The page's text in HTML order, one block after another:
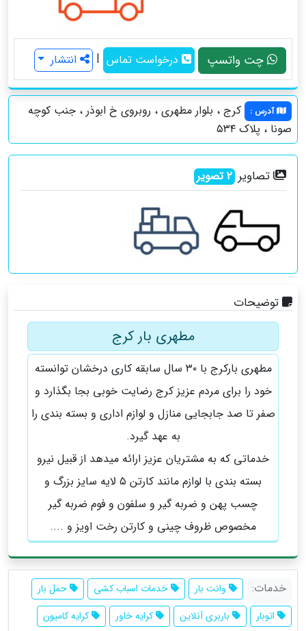
چت واتسپ درخواست تماس | انتشار
آدرس :
کرج ، بلوار مطهری ، روبروی خ ابوذر ، جنب کوچه
صونا ، پلاک ۵۳۴
تصاویر 2تصویر
توضیحات
مطهری بار کرج
مطهری بارکرج با ۳۰ سال سابقه کاری درخشان توانسته
خود را برای مردم عزیز کرج رضایت خوبی بجا بگذارد و
صفر تا صد جابجایی منازل و لوازم اداری و بسته بندی را
به عهد گیرد.
خدماتی که به مشتریان عزیز ارائه میدهد از قبیل نیرو
بسته بندی با لوازم مانند کارتن ۵ لایه سایز بزرگ و
چسب پهن و ضربه گیر و سلفون و فوم ضربه گیر
مخصوص ظروف چینی و کارتن رخت اویز و ....
خدمات: وانت بار خدمات اسباب کشی
حمل بار
اتوبار
باربری آنلاین کرایه خاور
کرایه کامیون